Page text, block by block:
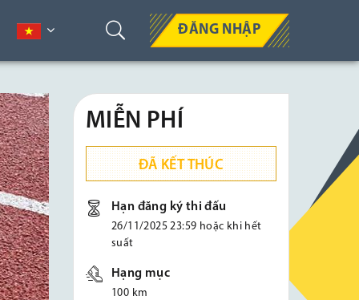
ĐĂNG NHẬP
MIỄN PHÍ
ĐÃ KẾT THÚC
Hạn đăng ký thi đấu
26/11/2025 23:59 hoặc khi hết
suất
Hạng mục
100 km